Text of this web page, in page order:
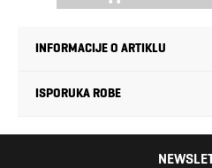
INFORMACIJE O ARTIKLU
ISPORUKA ROBE